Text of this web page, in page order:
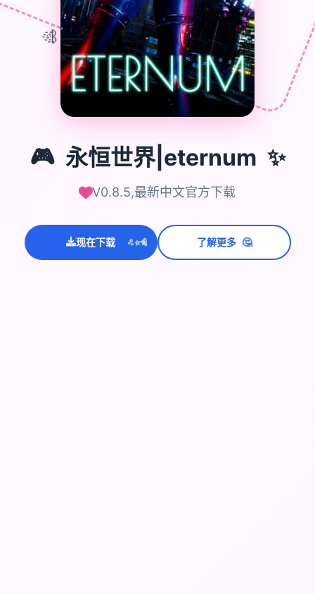
🎮
🎮 永恒世界|eternum ✨
V0.8.5,最新中文官方下载
现在下载 ✨⭐💫 了解更多 🤔
🎊